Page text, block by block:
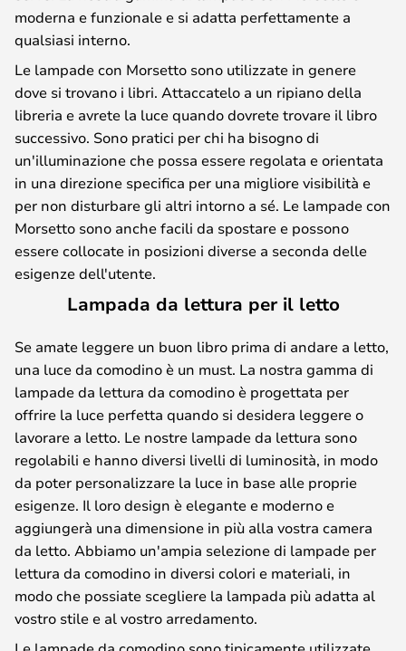
moderna e funzionale e si adatta perfettamente a
qualsiasi interno.
Le lampade con Morsetto sono utilizzate in genere
dove si trovano i libri. Attaccatelo a un ripiano della
libreria e avrete la luce quando dovrete trovare il libro
successivo. Sono pratici per chi ha bisogno di
un'illuminazione che possa essere regolata e orientata
in una direzione specifica per una migliore visibilità e
per non disturbare gli altri intorno a sé. Le lampade con
Morsetto sono anche facili da spostare e possono
essere collocate in posizioni diverse a seconda delle
esigenze dell'utente.
Lampada da lettura per il letto
Se amate leggere un buon libro prima di andare a letto,
una luce da comodino è un must. La nostra gamma di
lampade da lettura da comodino è progettata per
offrire la luce perfetta quando si desidera leggere o
lavorare a letto. Le nostre lampade da lettura sono
regolabili e hanno diversi livelli di luminosità, in modo
da poter personalizzare la luce in base alle proprie
esigenze. Il loro design è elegante e moderno e
aggiungerà una dimensione in più alla vostra camera
da letto. Abbiamo un'ampia selezione di lampade per
lettura da comodino in diversi colori e materiali, in
modo che possiate scegliere la lampada più adatta al
vostro stile e al vostro arredamento.